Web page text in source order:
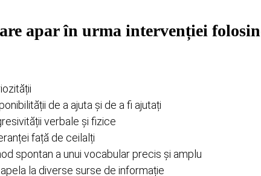
apar în urma intervenției
de a ajuta și de a fi ajutați
verbale și fizice
față de ceilalți
spontan a unui vocabular precis și amplu
la diverse surse de informație